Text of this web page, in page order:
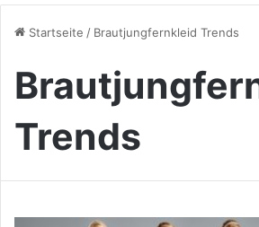
Startseite / Brautjungfernkleid Trends
Trends